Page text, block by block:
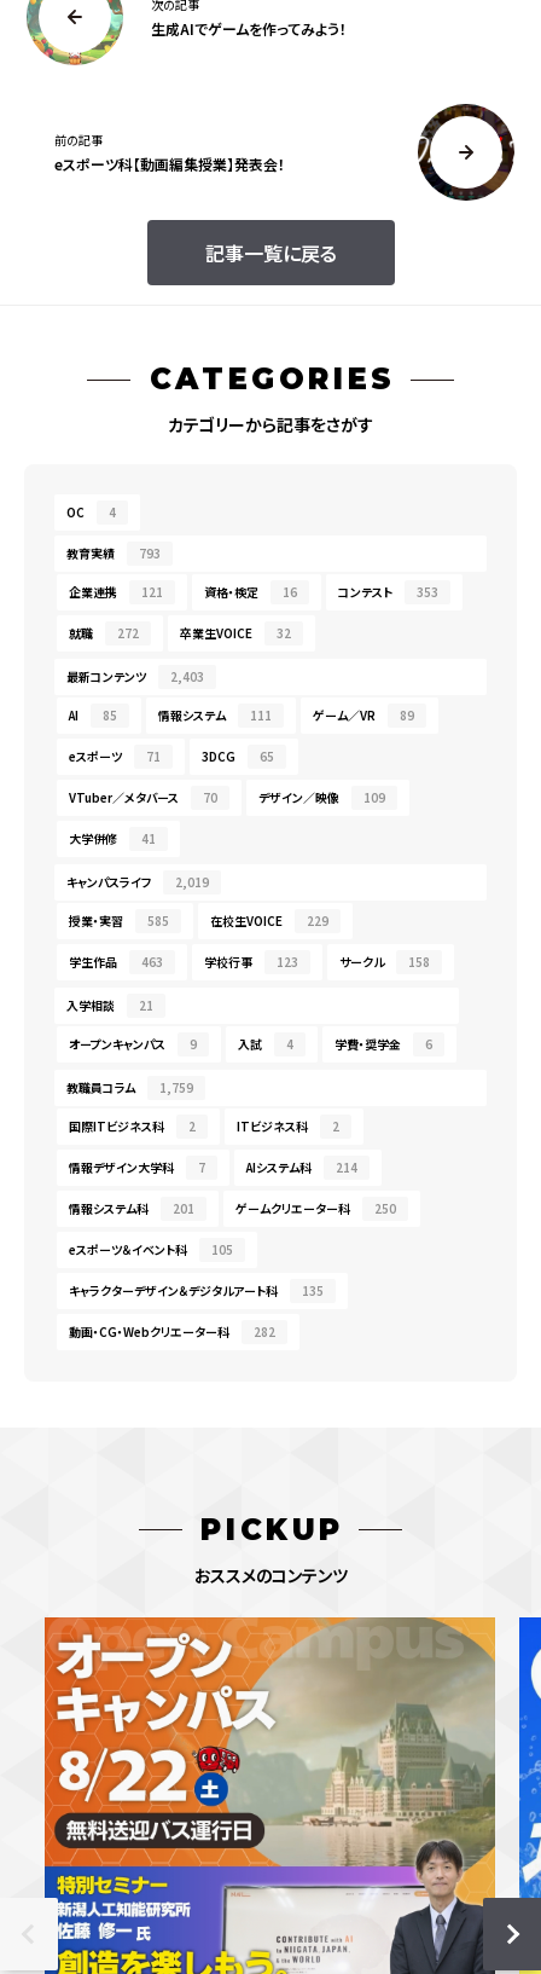
次の記事
生成AIでゲームを作ってみよう！
記事一覧に戻る
前の記事
eスポーツ科【動画編集授業】発表会！
CATEGORIES
カテゴリーから記事をさがす
OC 4
教育実績 793
企業連携 121 資格・検定 16 コンテスト 353
就職 272 卒業生VOICE 32
最新コンテンツ 2,403
AI 85 情報システム 111 ゲーム／VR 89
eスポーツ 71 3DCG 65
VTuber／メタバース 70 デザイン／映像 109
大学併修 41
キャンパスライフ 2,019
授業・実習 585 在校生VOICE 229
学生作品 463 学校行事 123 サークル 158
入学相談 21
オープンキャンパス 9 入試 4 学費・奨学金 6
教職員コラム 1,759
国際ITビジネス科 2 ITビジネス科 2
情報デザイン大学科 7 AIシステム科 214
情報システム科 201 ゲームクリエーター科 250
eスポーツ＆イベント科 105
キャラクターデザイン＆デジタルアート科 135
動画・CG・Webクリエーター科 282
PICKUP
おススメのコンテンツ